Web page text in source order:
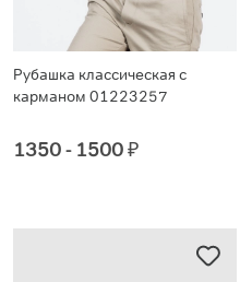
Рубашка классическая с
карманом 01223257
1350 - 1500₽